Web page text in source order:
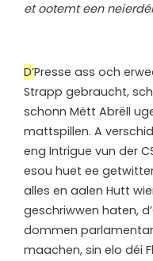
et ootemt een
D’Presse ass och
Strapp gebraucht,
schonn Mëtt Abrëll
mattspillen. A
eng Intrigue vun der
esou huet ee
alles en aalen Hutt
geschriwwen haten,
dommen
maachen, sin elo déi